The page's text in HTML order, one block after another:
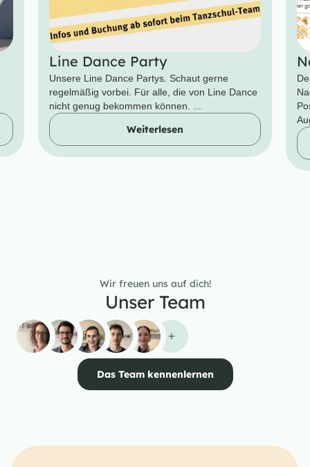
Line Dance Party
Unsere Line Dance Partys. Schaut gerne
regelmäßig vorbei. Für alle, die von Line Dance
nicht genug bekommen können. ...
Weiterlesen
Wir freuen uns auf dich!
Unser Team
Das Team kennenlernen